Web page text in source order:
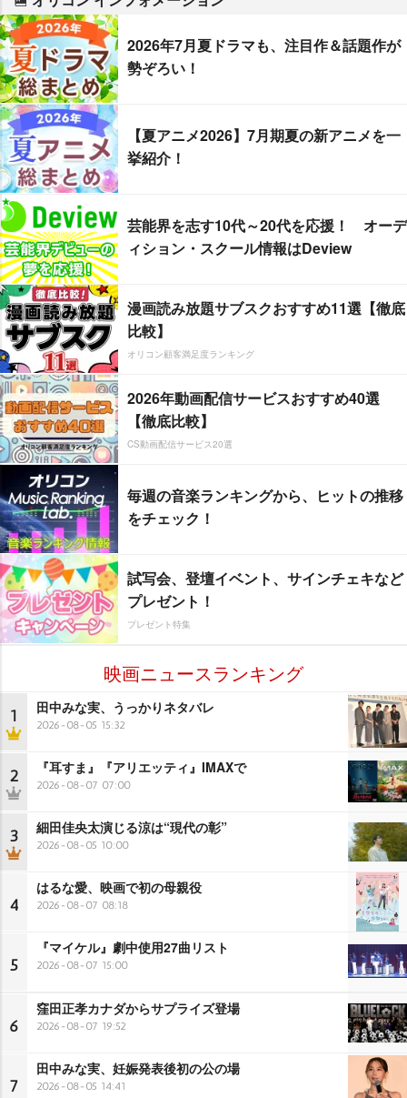
2026年7月夏ドラマも、注目作＆話題作が
勢ぞろい！
【夏アニメ2026】7月期夏の新アニメを一
挙紹介！
芸能界を志す10代～20代を応援！ オーデ
ィション・スクール情報はDeview
漫画読み放題サブスクおすすめ11選【徹底
比較】
オリコン顧客満足度ランキング
2026年動画配信サービスおすすめ40選
【徹底比較】
CS動画配信サービス20選
毎週の音楽ランキングから、ヒットの推移
をチェック！
試写会、登壇イベント、サインチェキなど
プレゼント！
プレゼント特集
映画ニュースランキング
1 田中みな実、うっかりネタバレ
2026-08-05 15:32
2 『耳すま』『アリエッティ』IMAXで
2026-08-07 07:00
3 細田佳央太演じる涼は“現代の彰”
2026-08-05 10:00
4
はるな愛、映画で初の母親役
2026-08-07 08:18
5
『マイケル』劇中使用27曲リスト
2026-08-07 15:00
6
窪田正孝カナダからサプライズ登場
2026-08-07 19:52
7
田中みな実、妊娠発表後初の公の場
2026-08-05 14:41